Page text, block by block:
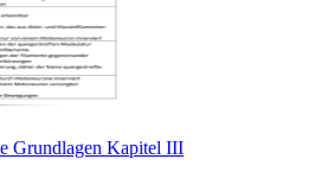
Grundlagen Kapitel III